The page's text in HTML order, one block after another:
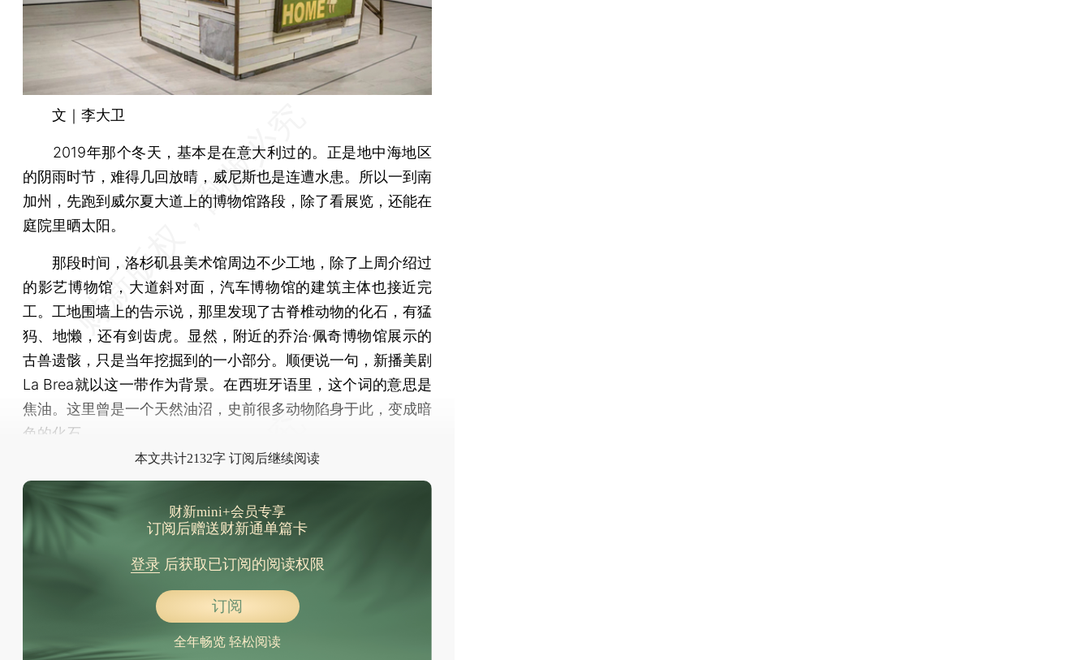
文｜李大卫
2019年那个冬天，基本是在意大利过的。正是地中海地区
的阴雨时节，难得几回放晴，威尼斯也是连遭水患。所以一到南
加州，先跑到威尔夏大道上的博物馆路段，除了看展览，还能在
庭院里晒太阳。
那段时间，洛杉矶县美术馆周边不少工地，除了上周介绍过
的影艺博物馆，大道斜对面，汽车博物馆的建筑主体也接近完
工。工地围墙上的告示说，那里发现了古脊椎动物的化石，有猛
犸、地懒，还有剑齿虎。显然，附近的乔治·佩奇博物馆展示的
古兽遗骸，只是当年挖掘到的一小部分。顺便说一句，新播美剧
La Brea就以这一带作为背景。在西班牙语里，这个词的意思是
焦油。这里曾是一个天然油沼，史前很多动物陷身于此，变成暗
色的化石。
本文共计2132字 订阅后继续阅读
财新mini+会员专享
订阅后赠送财新通单篇卡
登录后获取已订阅的阅读权限
订阅
全年畅览 轻松阅读